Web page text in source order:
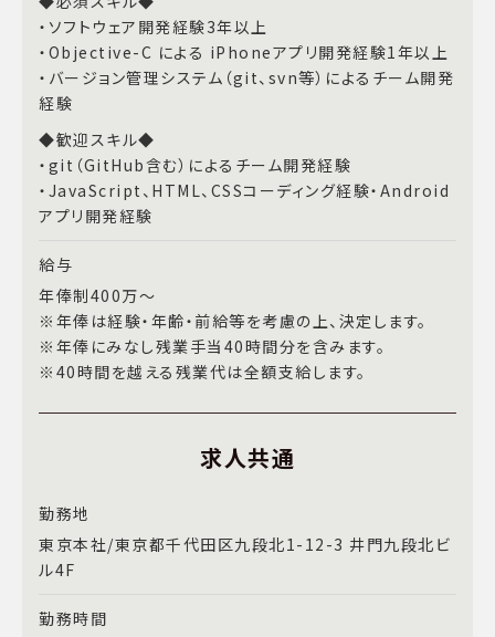
・ソフトウェア開発経験3年以上
・Objective-C による iPhoneアプリ開発経験1年以上
・バージョン管理システム（git、svn等）によるチーム開発
経験
◆歓迎スキル◆
・git（GitHub含む）によるチーム開発経験
・JavaScript、HTML、CSSコーディング経験・Android
アプリ開発経験
給与
年俸制400万～
※年俸は経験・年齢・前給等を考慮の上、決定します。
※年俸にみなし残業手当40時間分を含みます。
※40時間を越える残業代は全額支給します。
求人共通
勤務地
東京本社/東京都千代田区九段北1-12-3 井門九段北ビ
ル4F
勤務時間